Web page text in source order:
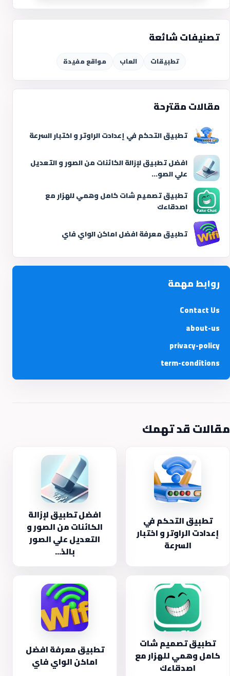
تصنيفات شائعة
تطبيقات العاب مواقع مفيدة
مقالات مقترحة
تطبيق التحكم في إعدادت الراوتر و اختبار السرعة
افضل تطبيق لإزالة الكائنات من الصور و التعديل
علي الصو...
تطبيق تصميم شات كامل وهمي للهزار مع
اصدقاءك
تطبيق معرفة افضل اماكن الواي فاي
روابط مهمة
Contact Us
about-us
privacy-policy
term-conditions
مقالات قد تهمك
تطبيق التحكم في
إعدادت الراوتر و اختبار
السرعة
افضل تطبيق لإزالة
الكائنات من الصور و
التعديل علي الصور
بالذ...
تطبيق تصميم شات
كامل وهمي للهزار مع
اصدقاءك
تطبيق معرفة افضل
اماكن الواي فاي